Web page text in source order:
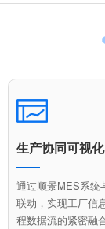
生产协同可视化
通过顺景MES系统
联动，实现工厂信
程数据流的紧密融